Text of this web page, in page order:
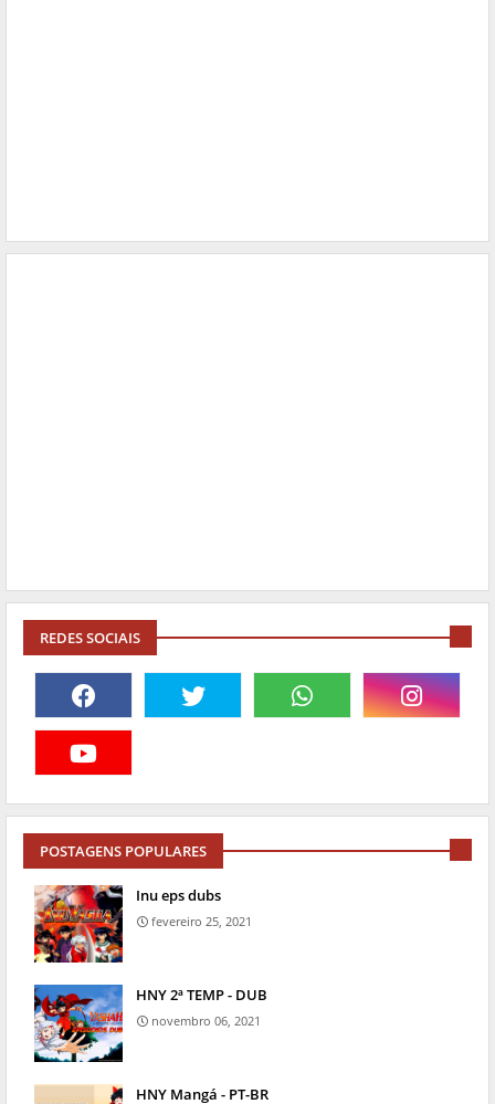
REDES SOCIAIS
POSTAGENS POPULARES
Inu eps dubs
fevereiro 25, 2021
HNY 2ª TEMP - DUB
novembro 06, 2021
HNY Mangá - PT-BR